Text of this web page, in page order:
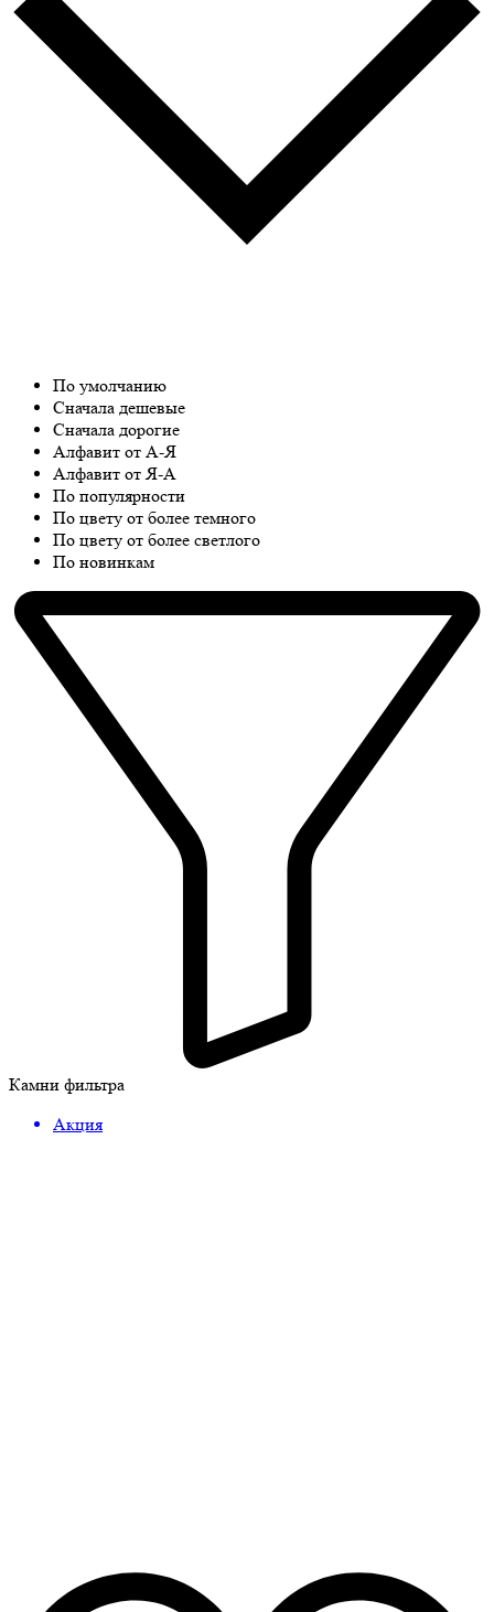
По умолчанию
Сначала дешевые
Сначала дорогие
Алфавит от А-Я
Алфавит от Я-А
По популярности
По цвету от более темного
По цвету от более светлого
По новинкам
Камни фильтра
Акция